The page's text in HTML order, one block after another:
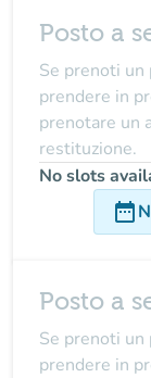
Posto a
Se prenoti un
prendere in
prenotare un
restituzione.
No slots
date_range
Posto a
Se prenoti un
prendere in